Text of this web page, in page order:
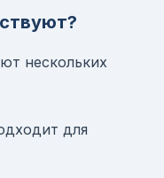
нескольких
для